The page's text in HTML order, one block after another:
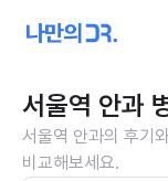
서울역 안과
서울역 안과의 후기
비교해보세요.